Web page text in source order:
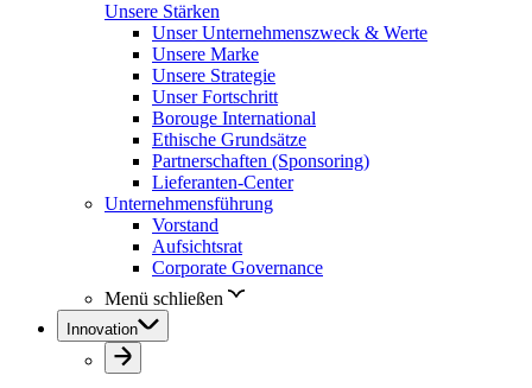
Unsere Stärken
Unser Unternehmenszweck & Werte
Unsere Marke
Unsere Strategie
Unser Fortschritt
Borouge International
Ethische Grundsätze
Partnerschaften (Sponsoring)
Lieferanten-Center
Unternehmensführung
Vorstand
Aufsichtsrat
Corporate Governance
Menü schließen
Innovation